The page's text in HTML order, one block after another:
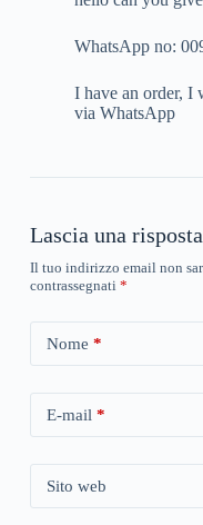
WhatsApp no:
I have an order, I
via WhatsApp
Lascia una risposta
Il tuo indirizzo email non
contrassegnati *
Nome *
E-mail *
Sito web